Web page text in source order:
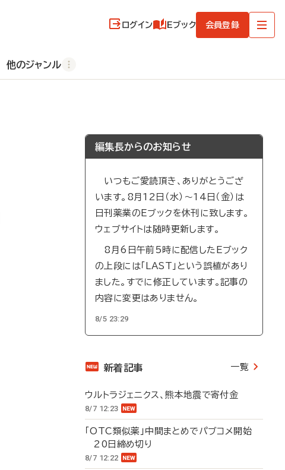
ログイン Eブック 会員登録
他のジャンル
編集長からのお知らせ
いつもご愛読頂き、ありがとうござ
います。8月12日（水）～14日（金）は
日刊薬業のEブックを休刊に致します。
ウェブサイトは随時更新します。
8月6日午前5時に配信したEブック
の上段には「LAST」という誤植があり
ました。すでに修正しています。記事の
内容に変更はありません。
8/5 23:29
新着記事 一覧
ウルトラジェニクス、熊本地震で寄付金
8/7 12:23
「OTC類似薬」中間まとめでパブコメ開始
20日締め切り
8/7 12:22